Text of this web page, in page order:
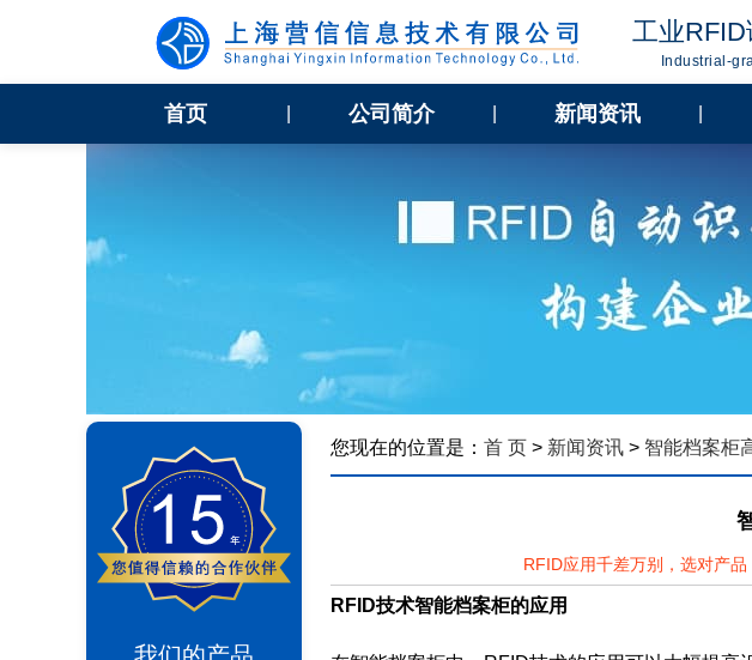
工业
Industrial-
首页 公司简介 新闻资讯
您现在的位置是： 首 页 > 新闻资讯 > 智能档案柜
RFID应用千差万别，选对产
RFID技术智能档案柜的应用